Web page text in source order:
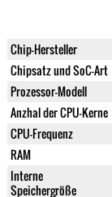
Chip-Hersteller
Chipsatz und SoC-Art
Prozessor-Modell
Anzhal der CPU-Kerne
CPU-Frequenz
RAM
Interne
Speichergröße